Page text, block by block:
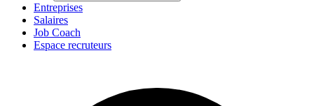
Entreprises
Salaires
Job Coach
Espace recruteurs